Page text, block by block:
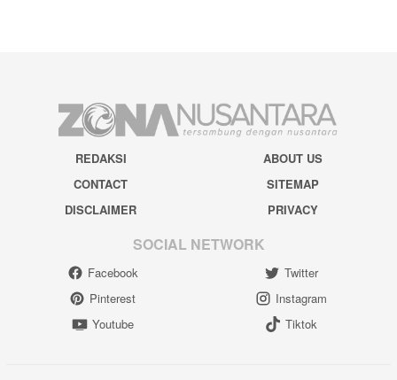
REDAKSI
ABOUT US
CONTACT
SITEMAP
DISCLAIMER
PRIVACY
SOCIAL NETWORK
Facebook
Twitter
Pinterest
Instagram
Youtube
Tiktok